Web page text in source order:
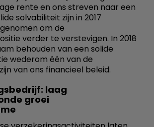
rente en ons streven naar een
solvabiliteit zijn in 2017
om de
verder te verstevigen. In 2018
behouden van een solide
wederom één van de
van ons financieel beleid.
laag
groei